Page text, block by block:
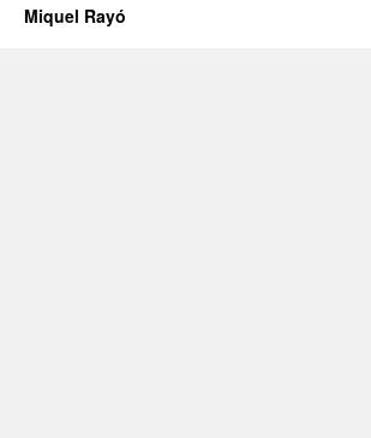
Miquel Rayó